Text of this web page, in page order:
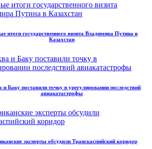
итоги государственного визита Владимира Путина в
Казахстан
и Баку поставили точку в урегулировании последствий
авиакатастрофы
эксперты обсудили Транскаспийский коридор